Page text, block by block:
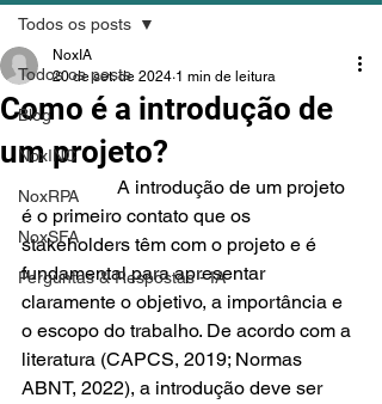
Todos os posts
Blog
NoxINC
NoxRPA
NoxSFA
Perguntas & Respostas - IA
Todos os posts
Como é a introdução de
um projeto?
NoxIA
20 de set. de 2024 1 min de leitura
		A introdução de um projeto
é o primeiro contato que os
stakeholders têm com o projeto e é
fundamental para apresentar
claramente o objetivo, a importância e
o escopo do trabalho. De acordo com a
literatura (CAPCS, 2019; Normas
ABNT, 2022), a introdução deve ser